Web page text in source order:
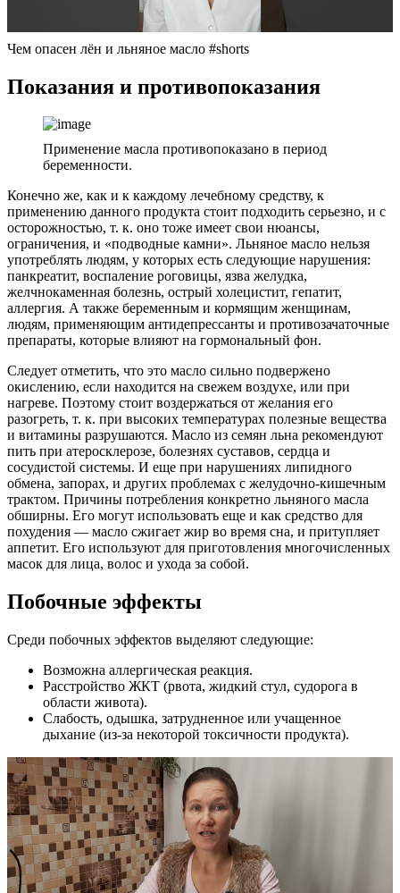
Чем опасен лён и льняное масло #shorts
Показания и противопоказания
Применение масла противопоказано в период
беременности.
Конечно же, как и к каждому лечебному средству, к
применению данного продукта стоит подходить серьезно, и с
осторожностью, т. к. оно тоже имеет свои нюансы,
ограничения, и «подводные камни». Льняное масло нельзя
употреблять людям, у которых есть следующие нарушения:
панкреатит, воспаление роговицы, язва желудка,
желчнокаменная болезнь, острый холецистит, гепатит,
аллергия. А также беременным и кормящим женщинам,
людям, применяющим антидепрессанты и противозачаточные
препараты, которые влияют на гормональный фон.
Следует отметить, что это масло сильно подвержено
окислению, если находится на свежем воздухе, или при
нагреве. Поэтому стоит воздержаться от желания его
разогреть, т. к. при высоких температурах полезные вещества
и витамины разрушаются. Масло из семян льна рекомендуют
пить при атеросклерозе, болезнях суставов, сердца и
сосудистой системы. И еще при нарушениях липидного
обмена, запорах, и других проблемах с желудочно-кишечным
трактом. Причины потребления конкретно льняного масла
обширны. Его могут использовать еще и как средство для
похудения — масло сжигает жир во время сна, и притупляет
аппетит. Его используют для приготовления многочисленных
масок для лица, волос и ухода за собой.
Побочные эффекты
Среди побочных эффектов выделяют следующие:
Возможна аллергическая реакция.
Расстройство ЖКТ (рвота, жидкий стул, судорога в
области живота).
Слабость, одышка, затрудненное или учащенное
дыхание (из-за некоторой токсичности продукта).